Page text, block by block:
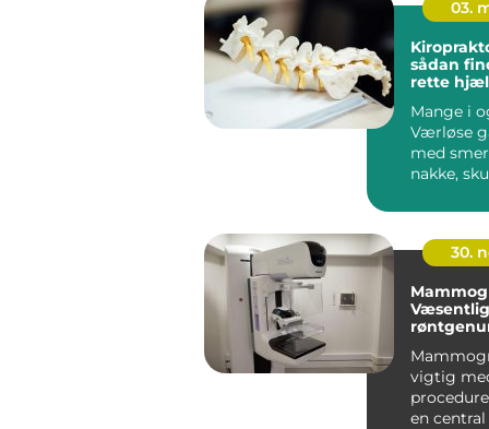
03.
sådan
rette
Mange i
Værløse
med
nakke,
er ...
30.
Væsentlig
sundhed
vigtig
en